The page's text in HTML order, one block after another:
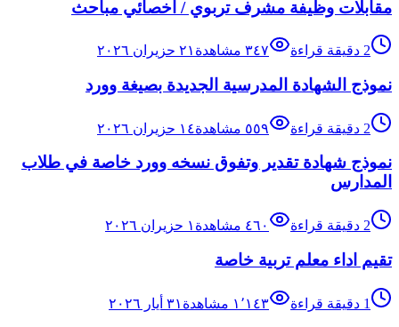
مقابلات وظيفة مشرف تربوي / أخصائي مباحث
2 دقيقة قراءة ٣٤٧ مشاهدة ٢١ حزيران ٢٠٢٦
نموذج الشهادة المدرسية الجديدة بصيغة وورد
2 دقيقة قراءة ٥٥٩ مشاهدة١٤ حزيران ٢٠٢٦
نموذج شهادة تقدير وتفوق نسخه وورد خاصة في طلاب
المدارس
2 دقيقة قراءة ٤٦٠ مشاهدة ١ حزيران ٢٠٢٦
تقيم اداء معلم تربية خاصة
1 دقيقة قراءة ١٬١٤٣ مشاهدة ٣١ أيار ٢٠٢٦